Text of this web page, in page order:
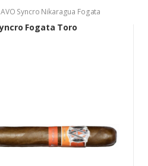
Syncro Nikaragua Fogata
Fogata Toro